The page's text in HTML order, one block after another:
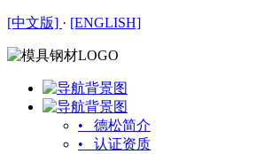
[中文版] · [ENGLISH]
• 德松简介
• 认证资质